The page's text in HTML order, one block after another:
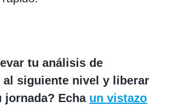
tu análisis de
al siguiente nivel y liberar
jornada? Echa un vistazo